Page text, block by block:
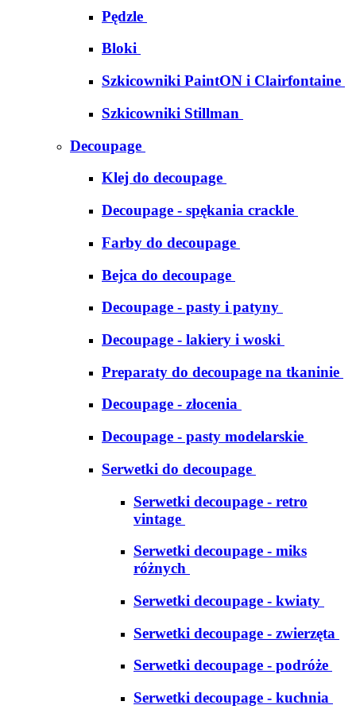
Pędzle
Bloki
Szkicowniki PaintON i Clairfontaine
Szkicowniki Stillman
Decoupage
Klej do decoupage
Decoupage - spękania crackle
Farby do decoupage
Bejca do decoupage
Decoupage - pasty i patyny
Decoupage - lakiery i woski
Preparaty do decoupage na tkaninie
Decoupage - złocenia
Decoupage - pasty modelarskie
Serwetki do decoupage
Serwetki decoupage - retro
vintage
Serwetki decoupage - miks
różnych
Serwetki decoupage - kwiaty
Serwetki decoupage - zwierzęta
Serwetki decoupage - podróże
Serwetki decoupage - kuchnia